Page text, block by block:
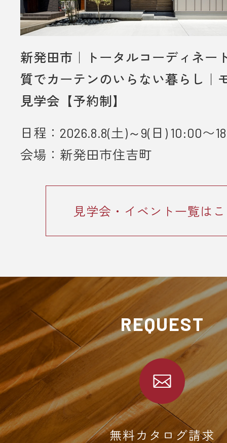
新発田市｜トータルコーディネー
質でカーテンのいらない暮らし｜
見学会【予約制】
日程：2026.8.8(土)～9(日) 10:00〜
会場：新発田市住吉町
見学会・イベント一覧は
REQUEST
無料カタログ請求